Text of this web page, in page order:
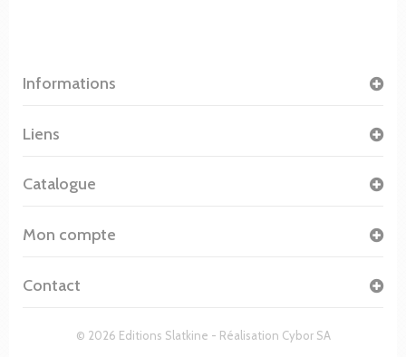
Informations
© 2026 Editions Slatkine - Réalisation Cybor SA
Liens
Catalogue
Mon compte
Contact